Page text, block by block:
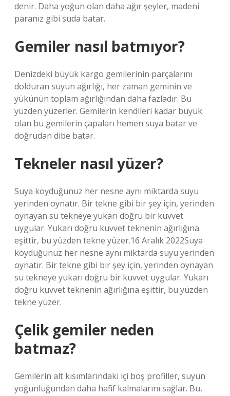
denir. Daha yoğun olan daha ağır şeyler, madeni
paranız gibi suda batar.
Gemiler nasıl batmıyor?
Denizdeki büyük kargo gemilerinin parçalarını
dolduran suyun ağırlığı, her zaman geminin ve
yükünün toplam ağırlığından daha fazladır. Bu
yüzden yüzerler. Gemilerin kendileri kadar büyük
olan bu gemilerin çapaları hemen suya batar ve
doğrudan dibe batar.
Tekneler nasıl yüzer?
Suya koyduğunuz her nesne aynı miktarda suyu
yerinden oynatır. Bir tekne gibi bir şey için, yerinden
oynayan su tekneye yukarı doğru bir kuvvet
uygular. Yukarı doğru kuvvet teknenin ağırlığına
eşittir, bu yüzden tekne yüzer.16 Aralık 2022Suya
koyduğunuz her nesne aynı miktarda suyu yerinden
oynatır. Bir tekne gibi bir şey için, yerinden oynayan
su tekneye yukarı doğru bir kuvvet uygular. Yukarı
doğru kuvvet teknenin ağırlığına eşittir, bu yüzden
tekne yüzer.
Çelik gemiler neden
batmaz?
Gemilerin alt kısımlarındaki içi boş profiller, suyun
yoğunluğundan daha hafif kalmalarını sağlar. Bu,